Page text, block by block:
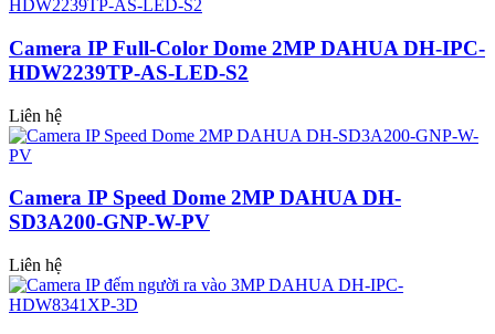
Camera IP Full-Color Dome 2MP DAHUA DH-IPC-
HDW2239TP-AS-LED-S2
Liên hệ
Camera IP Speed Dome 2MP DAHUA DH-
SD3A200-GNP-W-PV
Liên hệ